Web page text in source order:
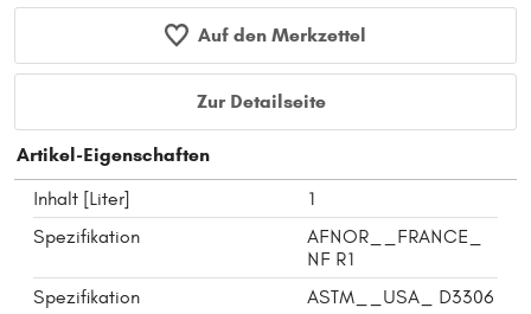
Auf den Merkzettel
Zur Detailseite
Artikel-Eigenschaften
Inhalt [Liter]
1
Spezifikation
AFNOR__FRANCE_
NF R1
Spezifikation
ASTM__USA_ D3306